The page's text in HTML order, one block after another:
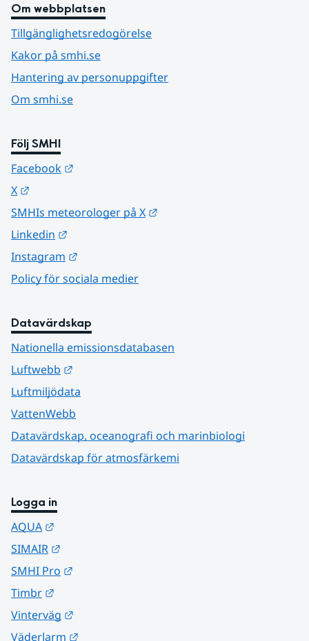
Om webbplatsen
Tillgänglighetsredogörelse
Kakor på smhi.se
Hantering av personuppgifter
Om smhi.se
Följ SMHI
Facebook
X
SMHIs meteorologer på X
Linkedin
Instagram
Policy för sociala medier
Datavärdskap
Nationella emissionsdatabasen
Luftwebb
Luftmiljödata
VattenWebb
Datavärdskap, oceanografi och marinbiologi
Datavärdskap för atmosfärkemi
Logga in
AQUA
SIMAIR
SMHI Pro
Timbr
Vinterväg
Väderlarm